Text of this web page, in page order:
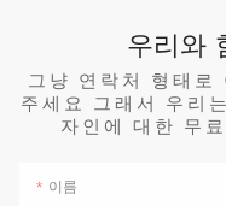
우리와
그냥 연락처 형태로
주세요 그래서 우리
자인에 대한 무
이름